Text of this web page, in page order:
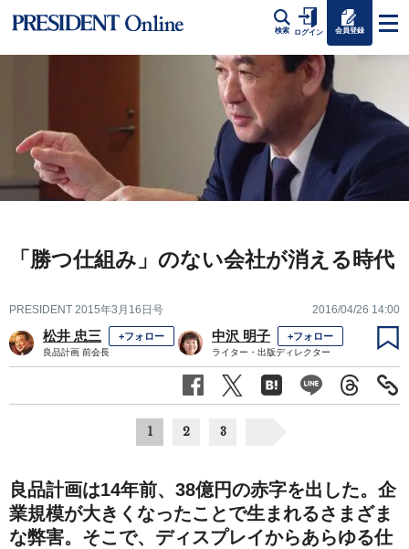
検索 ログイン 会員登録
「勝つ仕組み」のない会社が消える時代
PRESIDENT 2015年3月16日号 2016/04/26 14:00
松井 忠三 +フォロー
良品計画 前会長
中沢 明子 +フォロー
ライター・出版ディレクター
1 2 3
良品計画は14年前、38億円の赤字を出した。企
業規模が大きくなったことで生まれるさまざま
な弊害。そこで、ディスプレイからあらゆる仕